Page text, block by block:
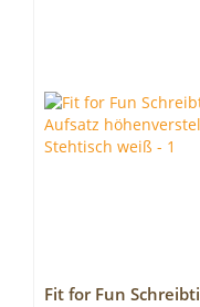
Fit for Fun